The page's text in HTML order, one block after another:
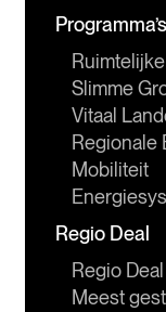
Programma’s
Slimme
Vitaal
Regionale
Mobiliteit
Regio Deal
Regio Deal
Meest